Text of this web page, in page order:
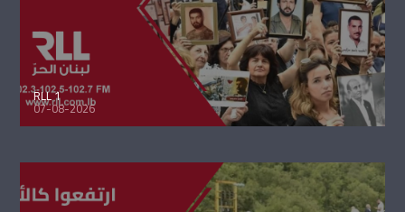
RLL 1
07-08-2026